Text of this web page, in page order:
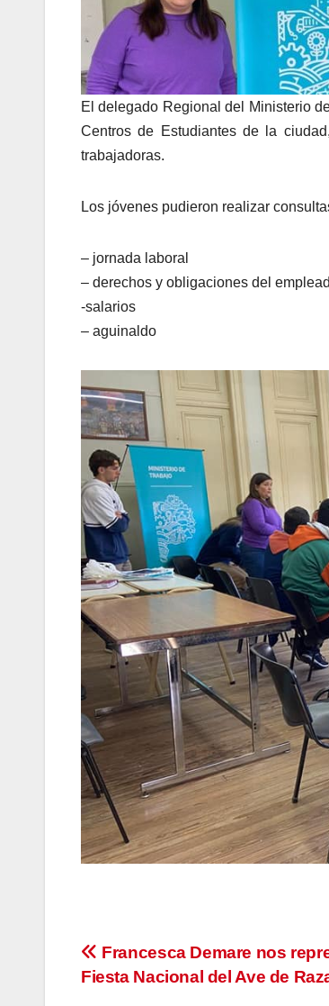
El delegado Regional del Ministerio
Centros de Estudiantes de la
trabajadoras.
Los jóvenes pudieron realizar
– jornada laboral
– derechos y obligaciones del
-salarios
– aguinaldo
Navegación
Francesca Demare nos
Fiesta Nacional del Ave de